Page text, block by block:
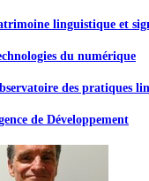
linguistique et
du numérique
des pratiques
de Développement